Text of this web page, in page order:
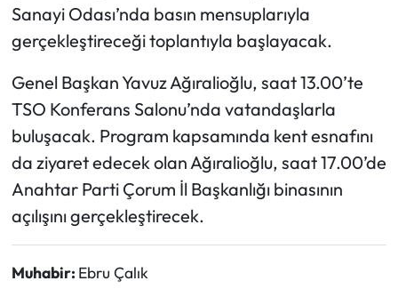
Sanayi Odası’nda basın mensuplarıyla
gerçekleştireceği toplantıyla başlayacak.
Genel Başkan Yavuz Ağıralioğlu, saat 13.00’te
TSO Konferans Salonu’nda vatandaşlarla
buluşacak. Program kapsamında kent esnafını
da ziyaret edecek olan Ağıralioğlu, saat 17.00’de
Anahtar Parti Çorum İl Başkanlığı binasının
açılışını gerçekleştirecek.
Muhabir: Ebru Çalık
Oğuzlar Haberleri
Ortaköy Haberleri
Osmancık Haberleri
Otomotiv
Resmi İlan
Sağlık